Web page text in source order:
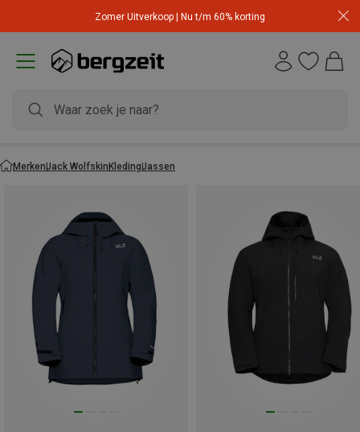
Zomer Uitverkoop | Nu t/m 60% korting
MerkenJack WolfskinKledingJassen